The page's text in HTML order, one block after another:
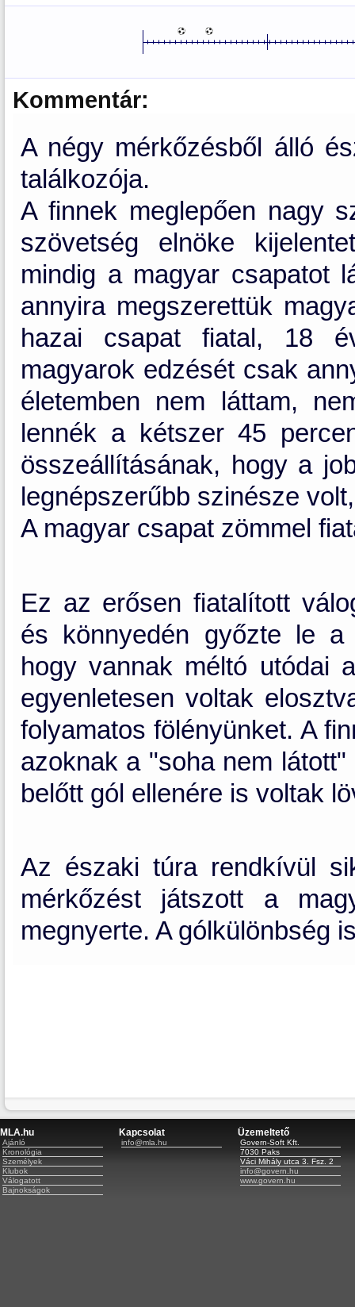
Kommentár:
A négy mérkőzésből álló
találkozója.
A finnek meglepően nagy
szövetség elnöke
mindig a magyar csapatot
annyira megszerettük
hazai csapat fiatal, 18
magyarok edzését csak
életemben nem láttam,
lennék a kétszer 45
összeállításának, hogy a
legnépszerűbb szinésze
A magyar csapat zömmel
Ez az erősen fiatalított
és könnyedén győzte le a
hogy vannak méltó utódai
egyenletesen voltak
folyamatos fölényünket. A
azoknak a "soha nem
belőtt gól ellenére is voltak
Az északi túra rendkívül
mérkőzést játszott a
megnyerte. A gólkülönbség
MLA.hu
Ajánló
Kronológia
Személyek
Klubok
Válogatott
Bajnokságok
Kapcsolat
info@mla.hu
Üzemeltető
Govern-Soft Kft.
7030 Paks
Váci Mihály utca 3. Fsz. 2
info@govern.hu
www.govern.hu